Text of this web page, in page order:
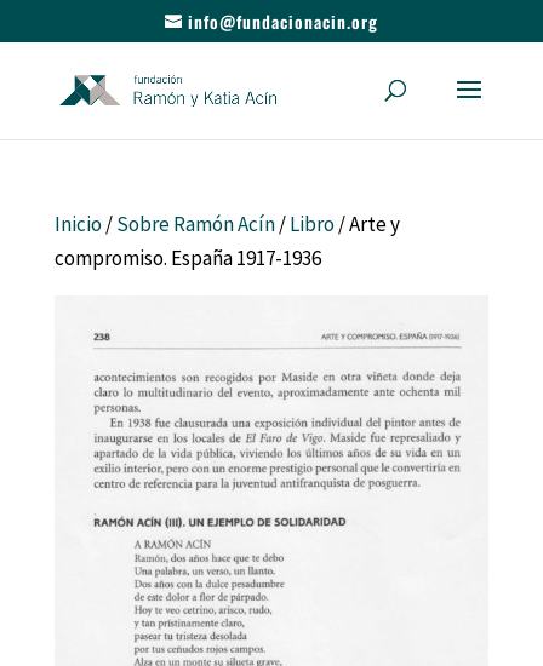
info@fundacionacin.org
Inicio/Sobre Ramón Acín/Libro/ Arte y
compromiso. España 1917-1936